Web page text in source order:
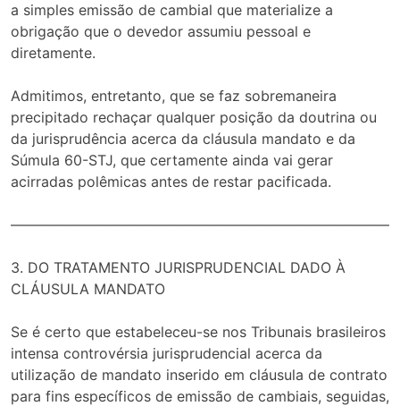
a simples emissão de cambial que materialize a
obrigação que o devedor assumiu pessoal e
diretamente.
Admitimos, entretanto, que se faz sobremaneira
precipitado rechaçar qualquer posição da doutrina ou
da jurisprudência acerca da cláusula mandato e da
Súmula 60-STJ, que certamente ainda vai gerar
acirradas polêmicas antes de restar pacificada.
——————————————————————————–
3. DO TRATAMENTO JURISPRUDENCIAL DADO À
CLÁUSULA MANDATO
Se é certo que estabeleceu-se nos Tribunais brasileiros
intensa controvérsia jurisprudencial acerca da
utilização de mandato inserido em cláusula de contrato
para fins específicos de emissão de cambiais, seguidas,